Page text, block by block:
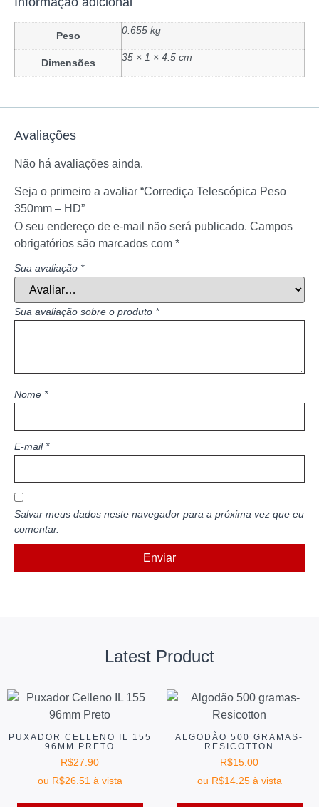
Peso 0.655 kg
Dimensões 35 × 1 × 4.5 cm
Avaliações
Não há avaliações ainda.
Seja o primeiro a avaliar “Corrediça Telescópica Peso
350mm – HD”
O seu endereço de e-mail não será publicado. Campos
obrigatórios são marcados com *
Sua avaliação *
Sua avaliação sobre o produto *
Nome *
E-mail *
Salvar meus dados neste navegador para a próxima vez que eu
comentar.
Latest Product
PUXADOR CELLENO IL 155
96MM PRETO
R$27.90
ou R$26.51 à vista
ALGODÃO 500 GRAMAS-
RESICOTTON
R$15.00
ou R$14.25 à vista